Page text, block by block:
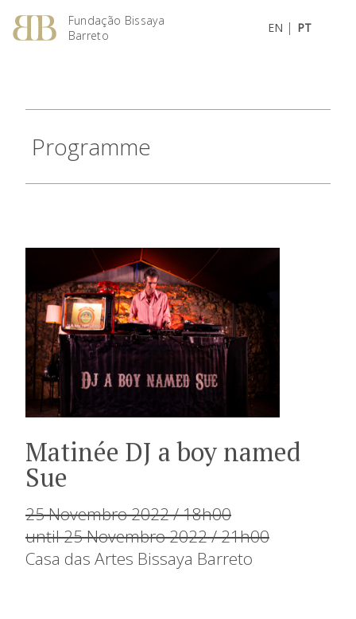
Fundação Bissaya
Barreto
EN | PT
Programme
Matinée DJ a boy named
Sue
25 Novembro 2022 / 18h00
until 25 Novembro 2022 / 21h00
Casa das Artes Bissaya Barreto